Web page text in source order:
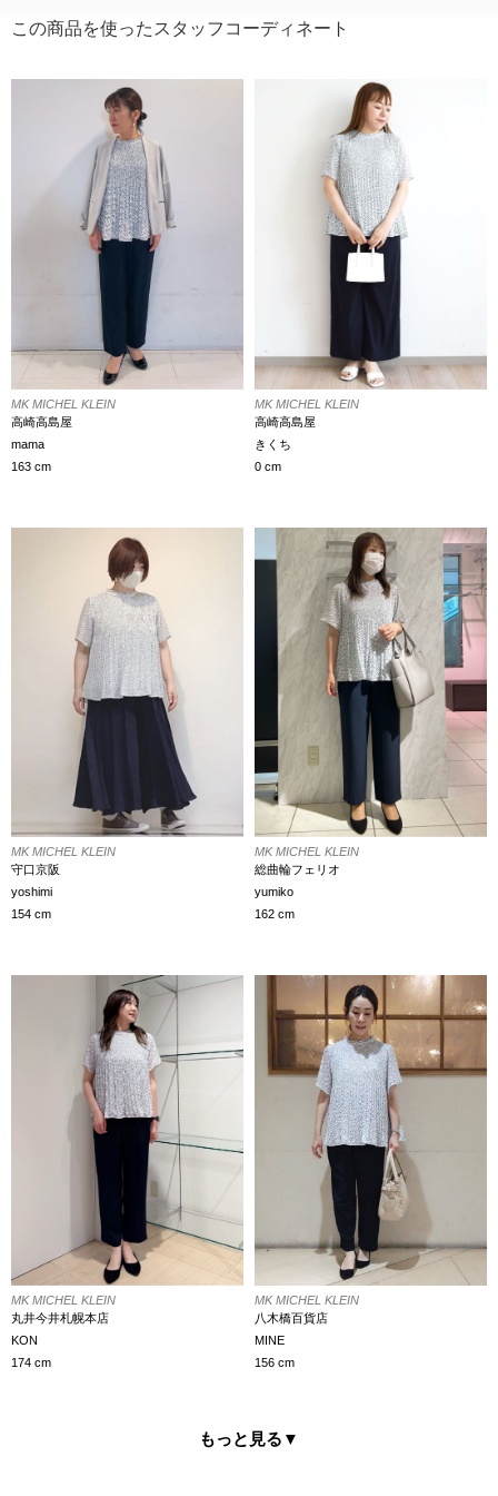
この商品を使ったスタッフコーディネート
MK MICHEL KLEIN
高崎高島屋
mama
163 cm
MK MICHEL KLEIN
高崎高島屋
きくち
0 cm
MK MICHEL KLEIN
守口京阪
yoshimi
154 cm
MK MICHEL KLEIN
総曲輪フェリオ
yumiko
162 cm
MK MICHEL KLEIN
丸井今井札幌本店
KON
174 cm
MK MICHEL KLEIN
八木橋百貨店
MINE
156 cm
もっと見る ▼